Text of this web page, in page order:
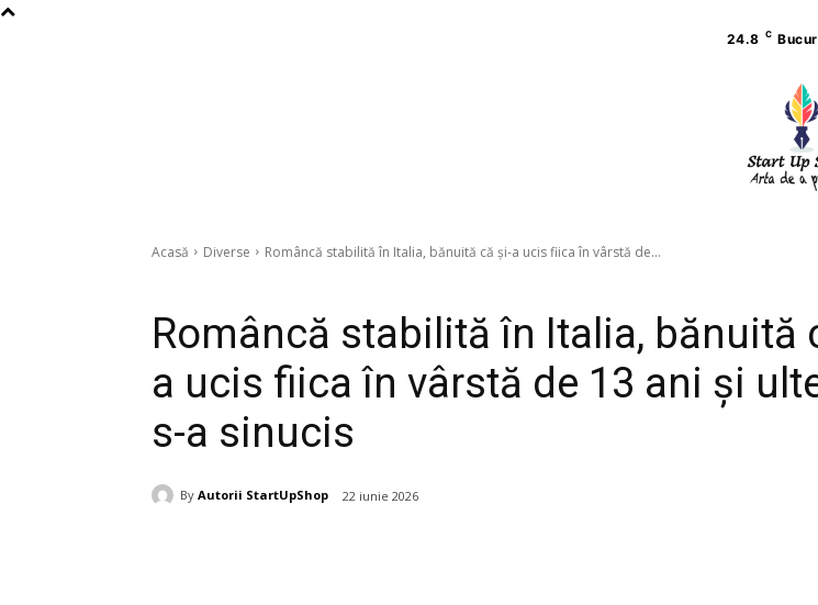
24.8 C
Acasă Diverse Româncă stabilită în Italia, bănuită că și-a ucis fiica în vârstă de...
Româncă stabilită în Italia, bănuită
a ucis fiica în vârstă de 13 ani și
s-a sinucis
By Autorii StartUpShop 22 iunie 2026